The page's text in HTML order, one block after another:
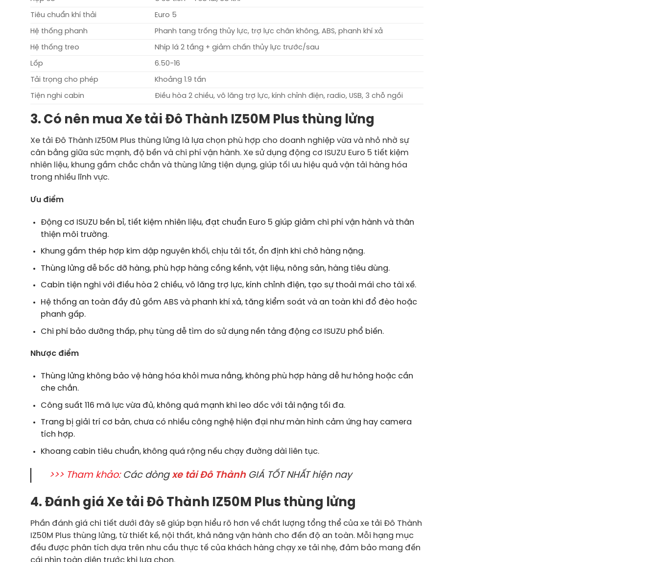
Tiêu chuẩn khí thải Euro 5
Hệ thống phanh Phanh tang trống thủy lực, trợ lực chân không, ABS, phanh khí xả
Hệ thống treo Nhíp lá 2 tầng + giảm chấn thủy lực trước/sau
Lốp 6.50-16
Tải trọng cho phép Khoảng 1.9 tấn
Tiện nghi cabin Điều hòa 2 chiều, vô lăng trợ lực, kính chỉnh điện, radio, USB, 3 chỗ ngồi
3. Có nên mua Xe tải Đô Thành IZ50M Plus thùng lửng
Xe tải Đô Thành IZ50M Plus thùng lửng là lựa chọn phù hợp cho doanh nghiệp vừa và nhỏ nhờ sự
cân bằng giữa sức mạnh, độ bền và chi phí vận hành. Xe sử dụng động cơ ISUZU Euro 5 tiết kiệm
nhiên liệu, khung gầm chắc chắn và thùng lửng tiện dụng, giúp tối ưu hiệu quả vận tải hàng hóa
trong nhiều lĩnh vực.
Ưu điểm
Động cơ ISUZU bền bỉ, tiết kiệm nhiên liệu, đạt chuẩn Euro 5 giúp giảm chi phí vận hành và thân
thiện môi trường.
Khung gầm thép hợp kim dập nguyên khối, chịu tải tốt, ổn định khi chở hàng nặng.
Thùng lửng dễ bốc dỡ hàng, phù hợp hàng cồng kềnh, vật liệu, nông sản, hàng tiêu dùng.
Cabin tiện nghi với điều hòa 2 chiều, vô lăng trợ lực, kính chỉnh điện, tạo sự thoải mái cho tài xế.
Hệ thống an toàn đầy đủ gồm ABS và phanh khí xả, tăng kiểm soát và an toàn khi đổ đèo hoặc
phanh gấp.
Chi phí bảo dưỡng thấp, phụ tùng dễ tìm do sử dụng nền tảng động cơ ISUZU phổ biến.
Nhược điểm
Thùng lửng không bảo vệ hàng hóa khỏi mưa nắng, không phù hợp hàng dễ hư hỏng hoặc cần
che chắn.
Công suất 116 mã lực vừa đủ, không quá mạnh khi leo dốc với tải nặng tối đa.
Trang bị giải trí cơ bản, chưa có nhiều công nghệ hiện đại như màn hình cảm ứng hay camera
tích hợp.
Khoang cabin tiêu chuẩn, không quá rộng nếu chạy đường dài liên tục.
>>> Tham khảo:Các dòng xe tải Đô ThànhGIÁ TỐT NHẤT hiện nay
4. Đánh giá Xe tải Đô Thành IZ50M Plus thùng lửng
Phần đánh giá chi tiết dưới đây sẽ giúp bạn hiểu rõ hơn về chất lượng tổng thể của xe tải Đô Thành
IZ50M Plus thùng lửng, từ thiết kế, nội thất, khả năng vận hành cho đến độ an toàn. Mỗi hạng mục
đều được phân tích dựa trên nhu cầu thực tế của khách hàng chạy xe tải nhẹ, đảm bảo mang đến
cái nhìn toàn diện trước khi lựa chọn.